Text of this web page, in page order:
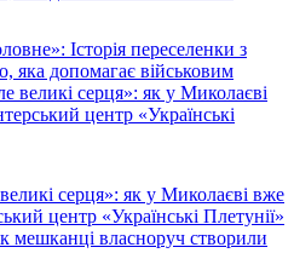
Історія переселенки з
допомагає військовим
серця»: як у Миколаєві вже
центр «Українські Плетунії»